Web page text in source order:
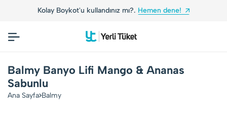
Kolay Boykot'u kullandınız mı?. Hemen dene!
Balmy Banyo Lifi Mango & Ananas
Sabunlu
Ana Sayfa Balmy